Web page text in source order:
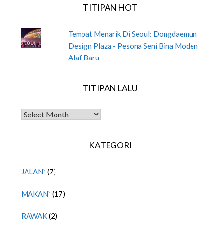
TITIPAN HOT
Tempat Menarik Di Seoul: Dongdaemun
Design Plaza - Pesona Seni Bina Moden
Alaf Baru
TITIPAN LALU
TITIPAN LALU
KATEGORI
JALAN² (7)
MAKAN² (17)
RAWAK(2)